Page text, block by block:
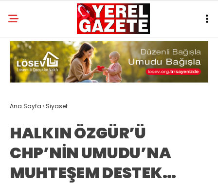
Ana Sayfa › Siyaset
HALKIN ÖZGÜR’Ü
CHP’NİN UMUDU’NA
MUHTEŞEM DESTEK…